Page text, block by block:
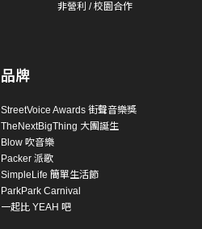
非營利 / 校園合作
品牌
StreetVoice Awards 街聲音樂獎
TheNextBigThing 大團誕生
Blow 吹音樂
Packer 派歌
SimpleLife 簡單生活節
ParkPark Carnival
一起比 YEAH 吧